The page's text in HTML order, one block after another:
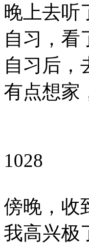
晚上去听
自习，看
自习后，
有点想家
1028
傍晚，收
我高兴极